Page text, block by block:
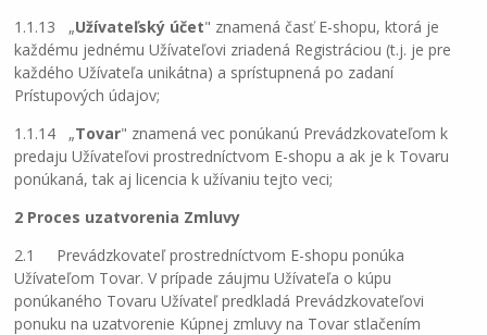
1.1.13 „Užívateľský účet" znamená časť E-shopu, ktorá je
každému jednému Užívateľovi zriadená Registráciou (t.j. je pre
každého Užívateľa unikátna) a sprístupnená po zadaní
Prístupových údajov;
1.1.14 „Tovar" znamená vec ponúkanú Prevádzkovateľom k
predaju Užívateľovi prostredníctvom E-shopu a ak je k Tovaru
ponúkaná, tak aj licencia k užívaniu tejto veci;
2 Proces uzatvorenia Zmluvy
2.1 Prevádzkovateľ prostredníctvom E-shopu ponúka
Užívateľom Tovar. V prípade záujmu Užívateľa o kúpu
ponúkaného Tovaru Užívateľ predkladá Prevádzkovateľovi
ponuku na uzatvorenie Kúpnej zmluvy na Tovar stlačením